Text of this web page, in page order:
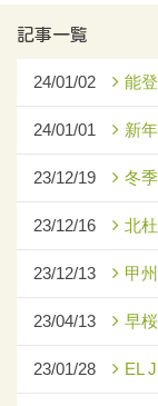
記事一覧
24/01/02 能
24/01/01 新
23/12/19 冬
23/12/16 北
23/12/13 甲
23/04/13 早桜
23/01/28 EL